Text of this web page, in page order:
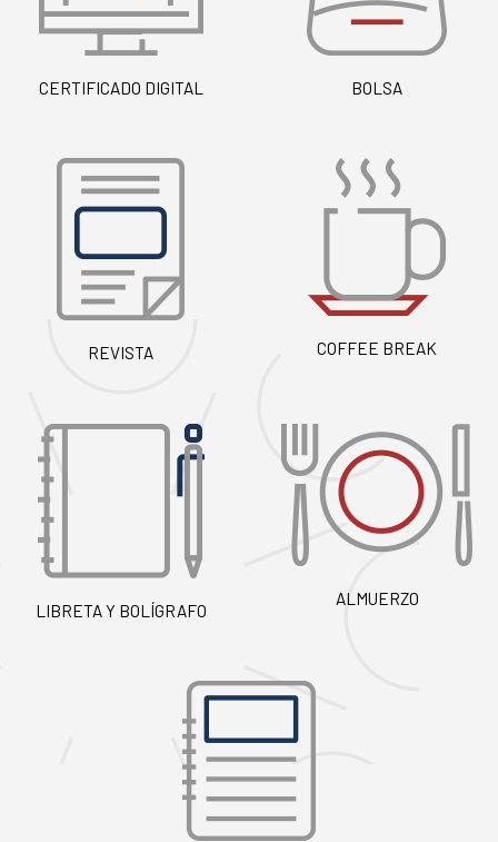
CERTIFICADO DIGITAL BOLSA
REVISTA COFFEE BREAK
LIBRETA Y BOLÍGRAFO
ALMUERZO